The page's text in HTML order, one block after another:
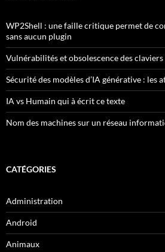
WP2Shell : une faille critique permet de
sans aucun plugin
Vulnérabilités et obsolescence des claviers
Sécurité des modèles d’IA générative : les
IA vs Humain qui à écrit ce texte
Nom des machines sur un réseau
CATÉGORIES
Administration
Android
Animaux